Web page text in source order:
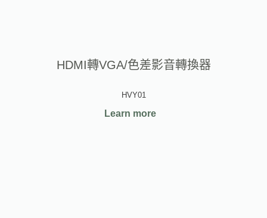
HDMI轉VGA/色差影音轉換器
HVY01
Learn more